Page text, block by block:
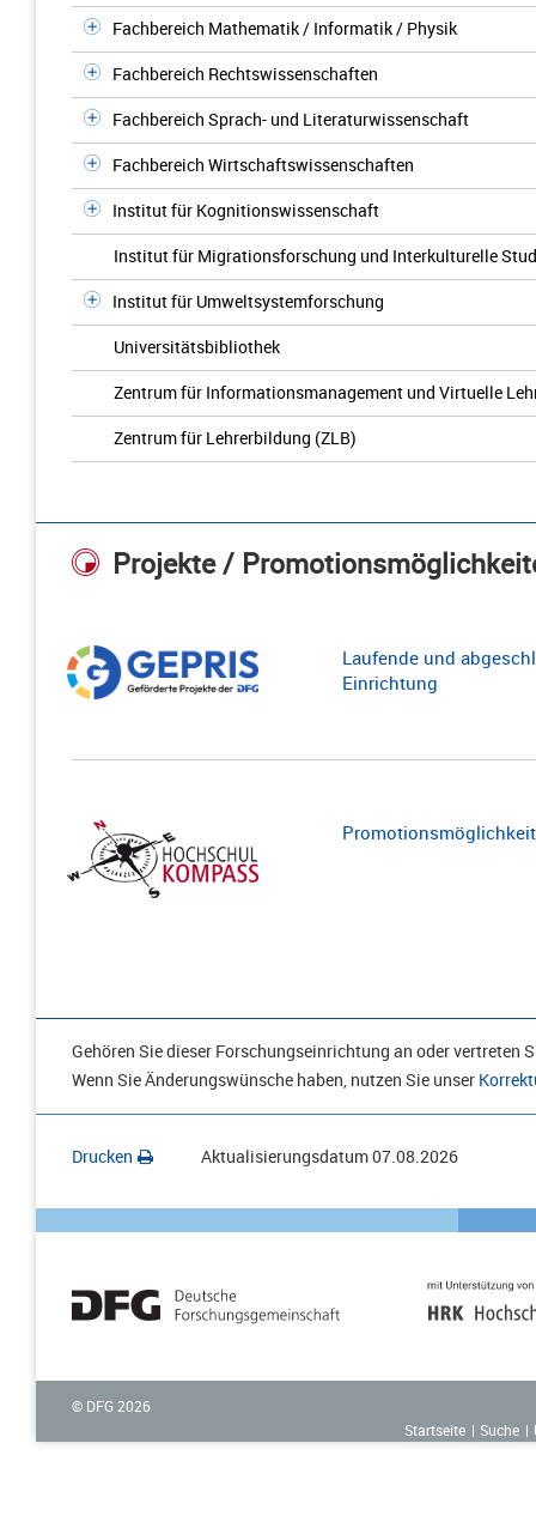
Fachbereich Mathematik / Informatik / Physik
Fachbereich Rechtswissenschaften
Fachbereich Sprach- und Literaturwissenschaft
Fachbereich Wirtschaftswissenschaften
Institut für Kognitionswissenschaft
Institut für Migrationsforschung und Interkulturelle
Institut für Umweltsystemforschung
Universitätsbibliothek
Zentrum für Informationsmanagement und Virtuelle
Zentrum für Lehrerbildung (ZLB)
Projekte /
Laufende und
Einrichtung
Gehören Sie dieser Forschungseinrichtung an oder vertreten
Wenn Sie Änderungswünsche haben, nutzen Sie unser
Drucken Aktualisierungsdatum07.08.2026
© DFG 2026
Startseite
Suche